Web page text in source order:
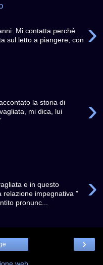
›
Mi contatta perché
sul letto a piangere, con
›
la storia di
mi dica, lui
›
e in questo
impegnativa ”
pronunc...
›
web